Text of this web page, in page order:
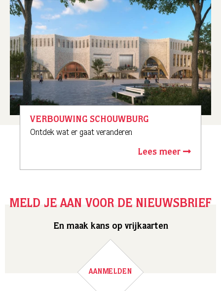
VERBOUWING SCHOUWBURG
Ontdek wat er gaat veranderen
Lees meer
MELD JE AAN VOOR DE NIEUWSBRIEF
En maak kans op vrijkaarten
AANMELDEN